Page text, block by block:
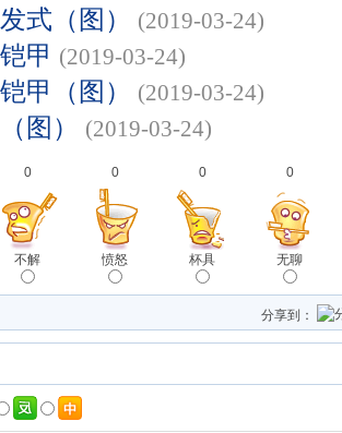
式（图） (2019-03-24)
甲 (2019-03-24)
甲（图） (2019-03-24)
图） (2019-03-24)
0
不解
0
愤怒
0
杯具
0
无聊
分享到：